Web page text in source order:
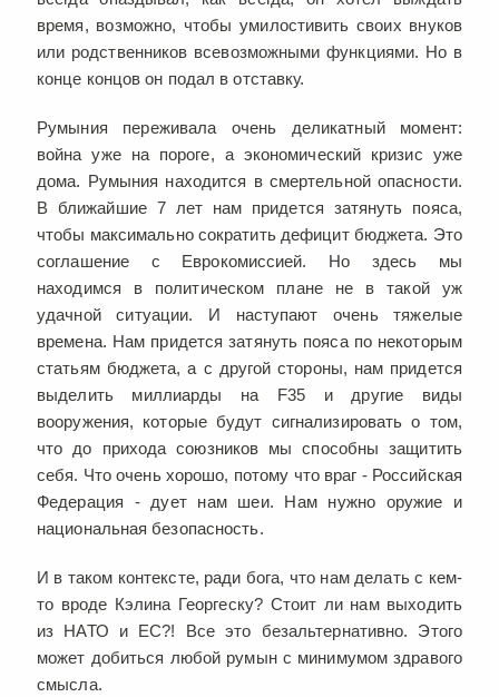
время, возможно, чтобы умилостивить своих внуков
или родственников всевозможными функциями. Но в
конце концов он подал в отставку.
Румыния переживала очень деликатный момент:
война уже на пороге, а экономический кризис уже
дома. Румыния находится в смертельной опасности.
В ближайшие 7 лет нам придется затянуть пояса,
чтобы максимально сократить дефицит бюджета. Это
соглашение с Еврокомиссией. Но здесь мы
находимся в политическом плане не в такой уж
удачной ситуации. И наступают очень тяжелые
времена. Нам придется затянуть пояса по некоторым
статьям бюджета, а с другой стороны, нам придется
выделить миллиарды на F35 и другие виды
вооружения, которые будут сигнализировать о том,
что до прихода союзников мы способны защитить
себя. Что очень хорошо, потому что враг - Российская
Федерация - дует нам шеи. Нам нужно оружие и
национальная безопасность.
И в таком контексте, ради бога, что нам делать с кем-
то вроде Кэлина Георгеску? Стоит ли нам выходить
из НАТО и ЕС?! Все это безальтернативно. Этого
может добиться любой румын с минимумом здравого
смысла.